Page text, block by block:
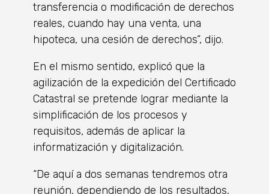
transferencia o modificación de derechos
reales, cuando hay una venta, una
hipoteca, una cesión de derechos”, dijo.
En el mismo sentido, explicó que la
agilización de la expedición del Certificado
Catastral se pretende lograr mediante la
simplificación de los procesos y
requisitos, además de aplicar la
informatización y digitalización.
“De aquí a dos semanas tendremos otra
reunión, dependiendo de los resultados,